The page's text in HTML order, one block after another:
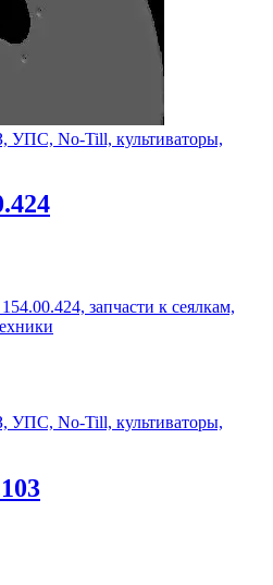
УПС, No-Till, культиваторы,
запчасти к сеялкам,
УПС, No-Till, культиваторы,